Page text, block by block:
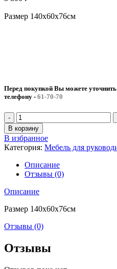
Размер 140x60x76см
Перед покупкой Вы можете
телефону - 61-70-70
Количество
товара
Стол
прямой
В корзину
В избранное
Категория: Мебель для
Описание
Отзывы (0)
Описание
Размер 140x60x76см
Отзывы (0)
Отзывы